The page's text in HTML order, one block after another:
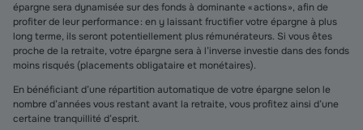
épargne sera dynamisée sur des fonds à dominante « actions », afin de
profiter de leur performance : en y laissant fructifier votre épargne à plus
long terme, ils seront potentiellement plus rémunérateurs. Si vous êtes
proche de la retraite, votre épargne sera à l’inverse investie dans des fonds
moins risqués (placements obligataire et monétaires).
En bénéficiant d’une répartition automatique de votre épargne selon le
nombre d’années vous restant avant la retraite, vous profitez ainsi d’une
certaine tranquillité d’esprit.